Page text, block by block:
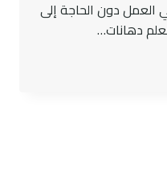
العمل دون الحاجة إلى
دهانات…